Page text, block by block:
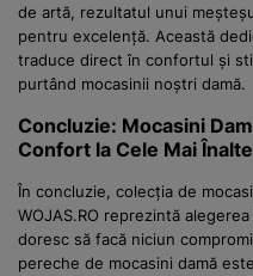
de artă, rezultatul unui
pentru excelență. Această
traduce direct în confortul și
purtând mocasinii noștri damă.
Concluzie: Mocasini
Confort la Cele Mai
În concluzie, colecția de
WOJAS.RO reprezintă
doresc să facă niciun
pereche de mocasini damă